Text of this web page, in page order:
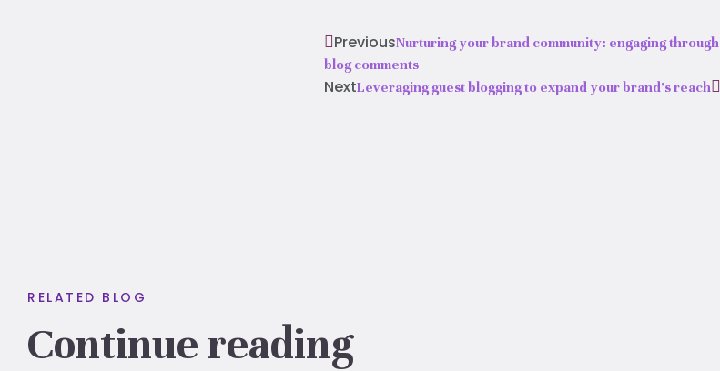
PreviousNurturing your brand community: engaging through
blog comments
NextLeveraging guest blogging to expand your brand’s reach
RELATED BLOG
Continue reading